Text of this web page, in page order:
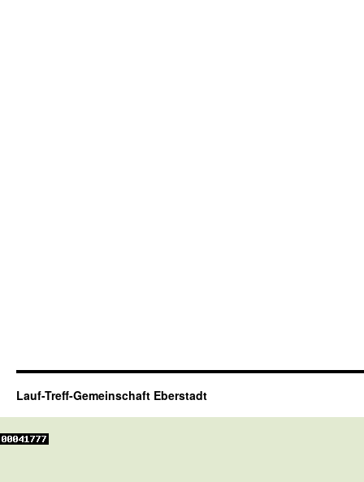
Lauf-Treff-Gemeinschaft Eberstadt